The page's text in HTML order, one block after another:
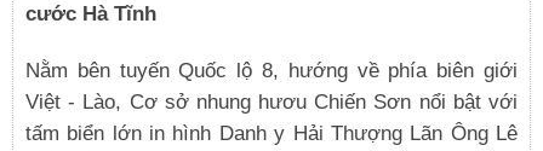
cước Hà Tĩnh
Nằm bên tuyến Quốc lộ 8, hướng về phía biên giới
Việt - Lào, Cơ sở nhung hươu Chiến Sơn nổi bật với
tấm biển lớn in hình Danh y Hải Thượng Lãn Ông Lê